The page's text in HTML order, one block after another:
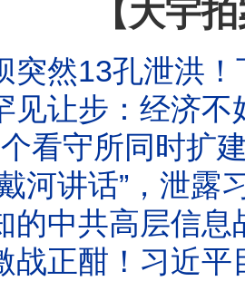
【大宇
游惨了；习近平要给江办百年祭，胡锦涛会现身吗？
家提意见！川普政府限缩出生公民权，中共后代拿绿卡
朝鲜+橱窗经济并存？强制恢复中国籍不是个案！冯
露习真实地位！外媒记者揭露北戴河特权
传言指温家宝妻子被调查，这跟温家宝什么关系？骇客
标2035？军队还没完全掌控！三峡集团外泄资料